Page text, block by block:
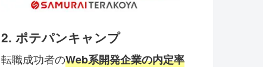
2. ポテパンキャンプ
転職成功者のWeb系開発企業の内定率